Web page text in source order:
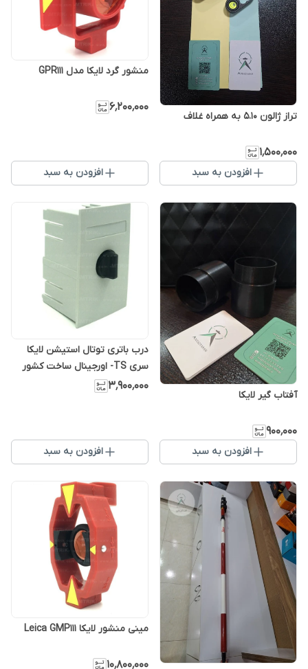
تراز ژالون 5.10 به همراه غلاف
۱٬۵۰۰٬۰۰۰
افزودن به سبد
منشور گرد لایکا مدل GPR111
۶٬۲۰۰٬۰۰۰
افزودن به سبد
آفتاب گیر لایکا
۹۰۰٬۰۰۰
افزودن به سبد
درب باتری توتال استیشن لایکا
سری TS- اورجینال ساخت کشور
سوئیس
۳٬۹۰۰٬۰۰۰
افزودن به سبد
مینی منشور لایکا Leica GMP111
۱۰٬۸۰۰٬۰۰۰